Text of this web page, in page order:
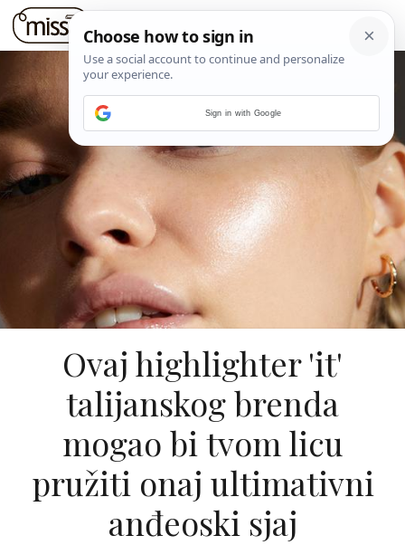
Ovaj highlighter 'it'
talijanskog brenda
mogao bi tvom licu
pružiti onaj ultimativni
anđeoski sjaj
Sign in with Google